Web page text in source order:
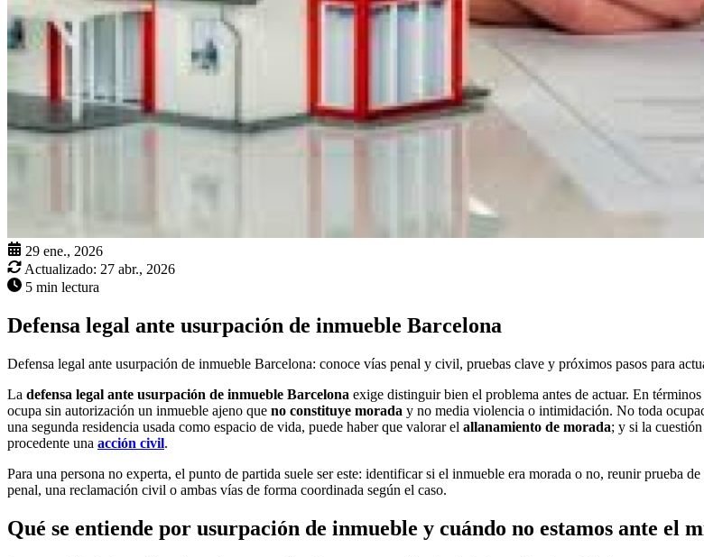
29 ene., 2026
Actualizado: 27 abr., 2026
5 min lectura
Defensa legal ante usurpación de inmueble Barcelona
Defensa legal ante usurpación de inmueble Barcelona: conoce vías penal y civil, pruebas clave y próximos pasos para
La defensa legal ante usurpación de inmueble Barcelona exige distinguir bien el problema antes de actuar. En
ocupa sin autorización un inmueble ajeno que no constituye morada y no media violencia o intimidación. No toda
una segunda residencia usada como espacio de vida, puede haber que valorar el allanamiento de morada; y si la
procedente una acción civil.
Para una persona no experta, el punto de partida suele ser este: identificar si el inmueble era morada o no, reunir prueba
penal, una reclamación civil o ambas vías de forma coordinada según el caso.
Qué se entiende por usurpación de inmueble y cuándo no estamos ante el